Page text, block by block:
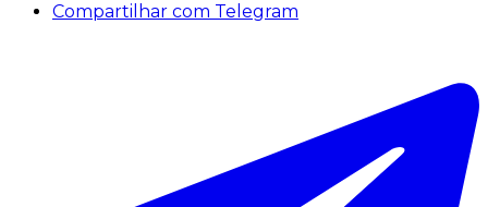
Compartilhar com Telegram